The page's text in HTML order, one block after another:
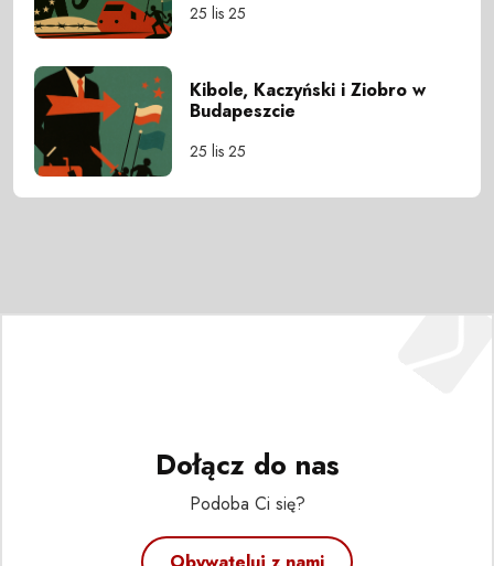
25 lis 25
Kibole, Kaczyński i Ziobro w
Budapeszcie
25 lis 25
Dołącz do nas
Podoba Ci się?